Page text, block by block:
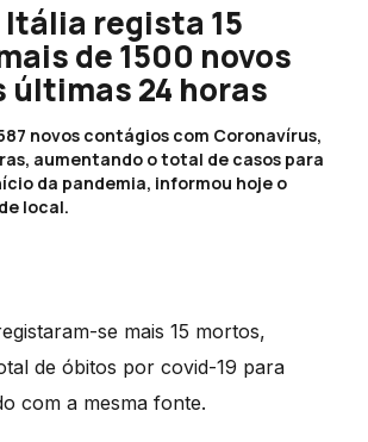
regista 15
de 1500 novos
últimas 24 horas
novos contágios com Coronavírus,
aumentando o total de casos para
da pandemia, informou hoje o
local.
se mais 15 mortos,
de óbitos por covid-19 para
com a mesma fonte.